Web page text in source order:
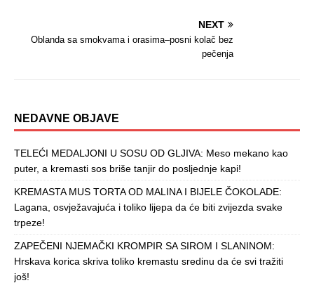
NEXT
Oblanda sa smokvama i orasima–posni kolač bez
pečenja
NEDAVNE OBJAVE
TELEĆI MEDALJONI U SOSU OD GLJIVA: Meso mekano kao
puter, a kremasti sos briše tanjir do posljednje kapi!
KREMASTA MUS TORTA OD MALINA I BIJELE ČOKOLADE:
Lagana, osvježavajuća i toliko lijepa da će biti zvijezda svake
trpeze!
ZAPEČENI NJEMAČKI KROMPIR SA SIROM I SLANINOM:
Hrskava korica skriva toliko kremastu sredinu da će svi tražiti
još!